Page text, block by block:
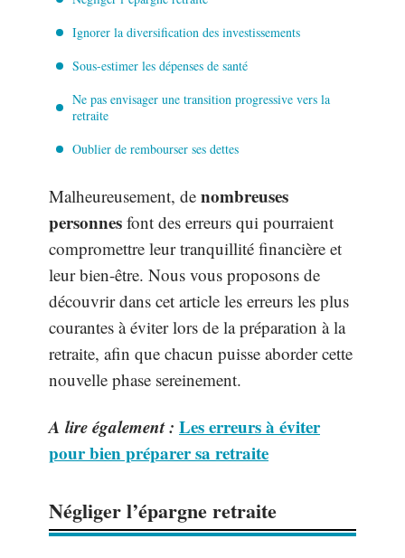
Ignorer la diversification des investissements
Sous-estimer les dépenses de santé
Ne pas envisager une transition progressive vers la
retraite
Oublier de rembourser ses dettes
Malheureusement, de nombreuses
personnes font des erreurs qui pourraient
compromettre leur tranquillité financière et
leur bien-être. Nous vous proposons de
découvrir dans cet article les erreurs les plus
courantes à éviter lors de la préparation à la
retraite, afin que chacun puisse aborder cette
nouvelle phase sereinement.
A lire également : Les erreurs à éviter
pour bien préparer sa retraite
Négliger l’épargne retraite